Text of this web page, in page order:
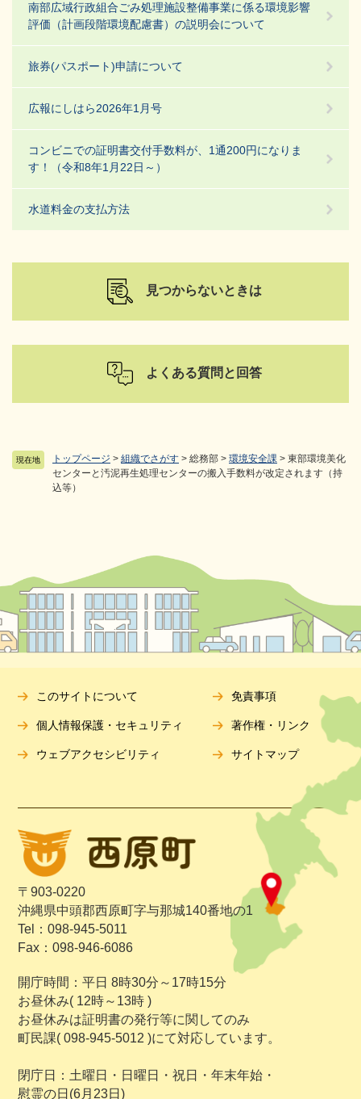
現在地 トップページ > 組織でさがす > 総務部 > 環境安全課 > 東部環境美化
センターと汚泥再生処理センターの搬入手数料が改定されます（持
込等）
南部広域行政組合ごみ処理施設整備事業に係る環境影響
評価（計画段階環境配慮書）の説明会について
旅券(パスポート)申請について
広報にしはら2026年1月号
コンビニでの証明書交付手数料が、1通200円になりま
す！（令和8年1月22日～）
水道料金の支払方法
見つからないときは
よくある質問と回答
〒903-0220
沖縄県中頭郡西原町字与那城140番地の1
Tel：098-945-5011
Fax：098-946-6086
開庁時間：平日 8時30分～17時15分
お昼休み( 12時～13時 )
お昼休みは証明書の発行等に関してのみ
町民課( 098-945-5012 )にて対応しています。
閉庁日：土曜日・日曜日・祝日・年末年始・
慰霊の日(6月23日)
このサイトについて 免責事項
個人情報保護・セキュリティ 著作権・リンク
ウェブアクセシビリティ サイトマップ